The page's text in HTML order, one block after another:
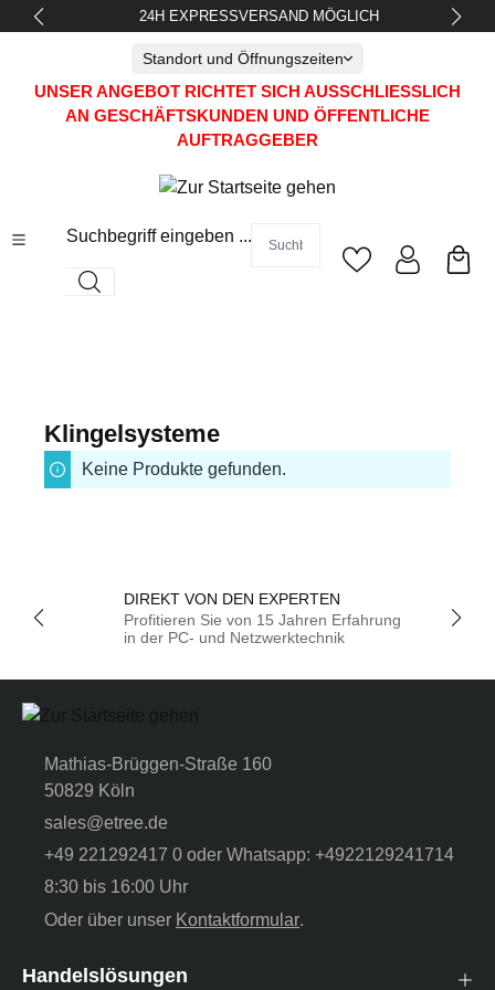
springen 24H EXPRESSVERSAND MÖGLICH
Standort und Öffnungszeiten
UNSER ANGEBOT RICHTET SICH AUSSCHLIESSLICH A
N GESCHÄFTSKUNDEN UND ÖFFENTLICHE A
UFTRAGGEBER
Suchbegriff eingeben ...
Klingelsysteme
Keine Produkte gefunden.
DIREKT VON DEN EXPERTEN
Profitieren Sie von 15 Jahren Erfahrung
in der PC- und Netzwerktechnik
Mathias-Brüggen-Straße 160
50829 Köln
sales@etree.de
+49 221292417 0 oder Whatsapp: +4922129241714
8:30 bis 16:00 Uhr
Oder über unser Kontaktformular.
Handelslösungen